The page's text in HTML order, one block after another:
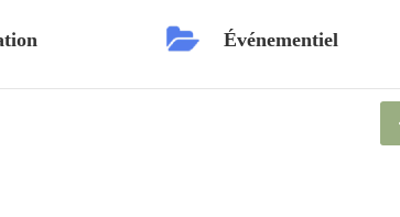
Événementiel